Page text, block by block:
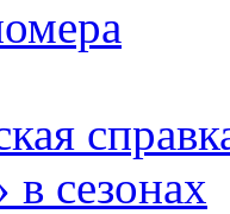
в сезонах